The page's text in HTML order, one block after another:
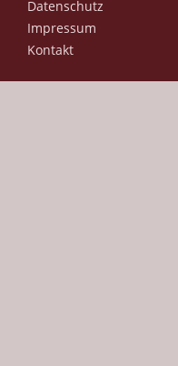
Datenschutz
Impressum
Kontakt